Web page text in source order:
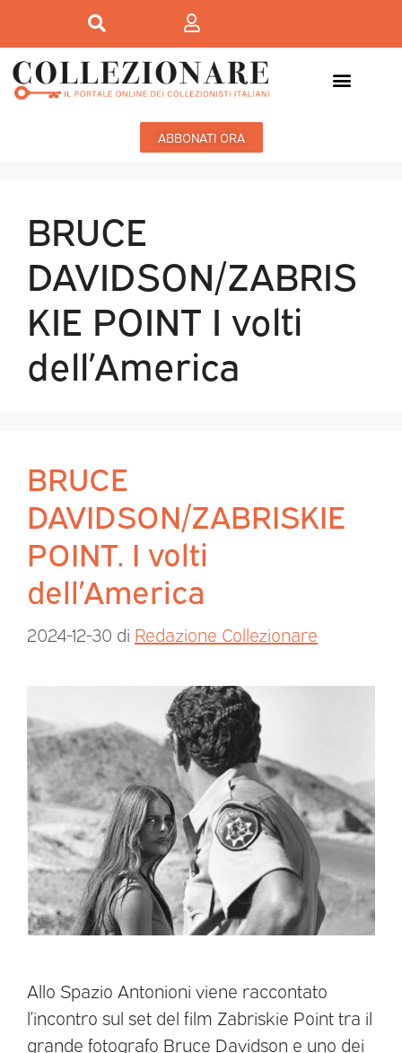
ABBONATI ORA
BRUCE
DAVIDSON/ZABRIS
KIE POINT I volti
dell’America
BRUCE
DAVIDSON/ZABRISKIE
POINT. I volti
dell’America
2024-12-30 di Redazione Collezionare
Allo Spazio Antonioni viene raccontato
l’incontro sul set del film Zabriskie Point tra il
grande fotografo Bruce Davidson e uno dei